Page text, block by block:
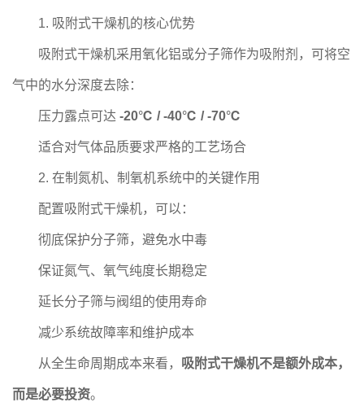
1. 吸附式干燥机的核心优势
吸附式干燥机采用氧化铝或分子筛作为吸附剂，可将空
气中的水分深度去除：
压力露点可达 -20℃ / -40℃ / -70℃
适合对气体品质要求严格的工艺场合
2. 在制氮机、制氧机系统中的关键作用
配置吸附式干燥机，可以：
彻底保护分子筛，避免水中毒
保证氮气、氧气纯度长期稳定
延长分子筛与阀组的使用寿命
减少系统故障率和维护成本
从全生命周期成本来看， 吸附式干燥机不是额外成本，
而是必要投资。